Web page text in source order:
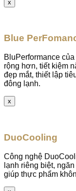
x
Blue
BluPerformance
rộng hơn, tiết kiệm
đẹp mắt, thiết lập
đông lạnh.
x
DuoCooling
Công nghệ
lạnh riêng biệt,
giúp thực phẩm